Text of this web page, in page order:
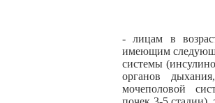
- лицам в
имеющим
системы
органов
мочеполовой